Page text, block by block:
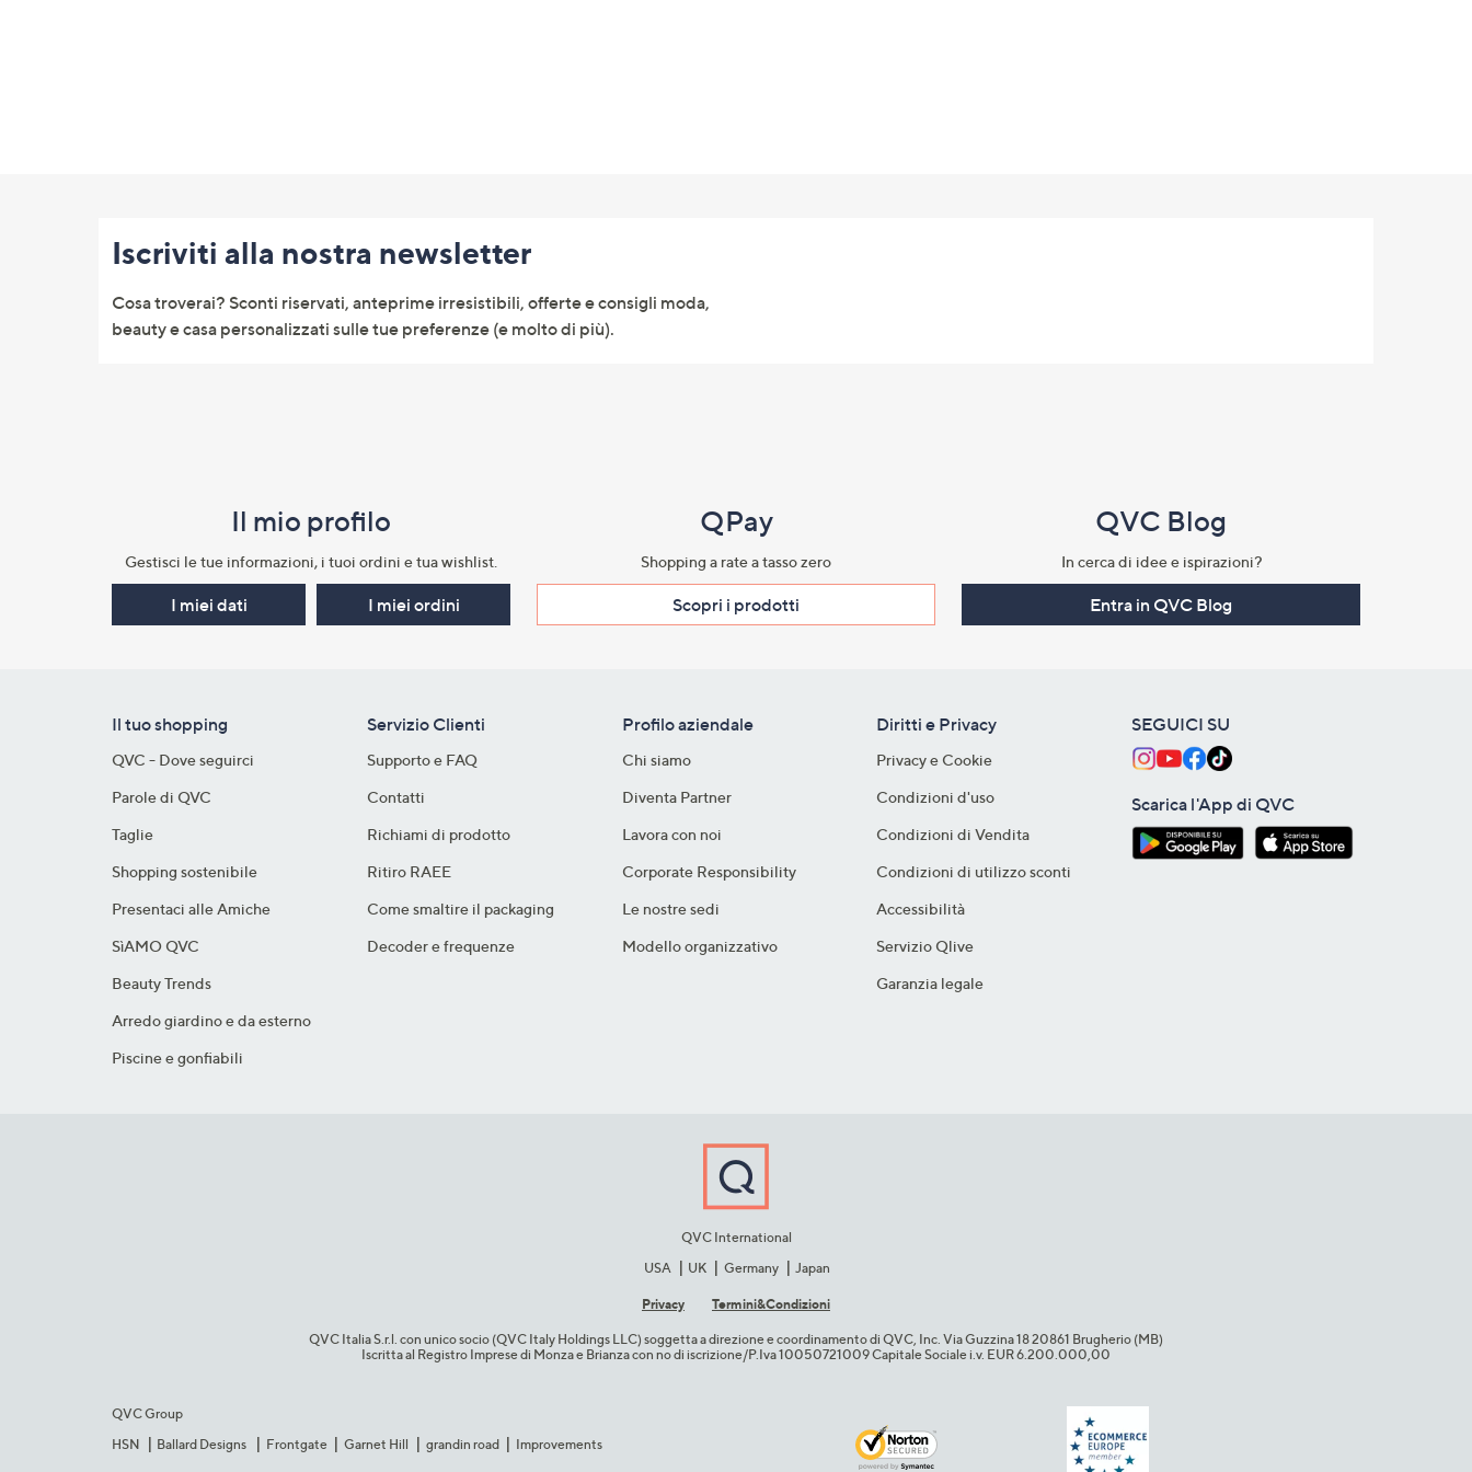
informazioni
Iscriviti alla nostra newsletter
Cosa troverai? Sconti riservati, anteprime irresistibili, offerte e consigli moda,
beauty e casa personalizzati sulle tue preferenze (e molto di più).
Il mio profilo​
Gestisci le tue informazioni, i tuoi ordini e tua wishlist.​
I miei dati I miei ordini
QPay
Shopping a rate a tasso zero​
Scopri i prodotti​
QVC Blog
In cerca di idee e ispirazioni?
Entra in QVC Blog
Il tuo shopping
QVC - Dove seguirci
Parole di QVC
Taglie
Shopping sostenibile​
Presentaci alle Amiche
SìAMO QVC
Beauty Trends
Arredo giardino e da esterno
Piscine e gonfiabili
Servizio Clienti
Supporto e FAQ
Contatti
Richiami di prodotto
Ritiro RAEE
Come smaltire il packaging​
Decoder e frequenze​
Profilo aziendale
Chi siamo
Diventa Partner
Lavora con noi
Corporate Responsibility
Le nostre sedi
Modello organizzativo
Diritti e Privacy
Privacy e Cookie
Condizioni d'uso
Condizioni di Vendita
Condizioni di utilizzo sconti
Accessibilità
Servizio Qlive
Garanzia legale
SEGUICI SU
Scarica l'App di QVC
QVC International
USA
UK Germany Japan
Privacy Termini&C​ondizioni
QVC Italia S.r.l. con unico socio (QVC Italy Holdings LLC) soggetta a direzione e coordinamento di QVC, Inc. Via Guzzina 18 20861 Brugherio (MB)​
Iscritta al Registro Imprese di Monza e Brianza con no di iscrizione/P.Iva 10050721009 Capitale Sociale i.v. EUR 6.200.000,00​
QVC Group
HSN
Ballard Designs Frontgate Garnet Hill grandin road Improvements